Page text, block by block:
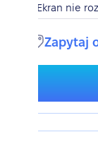
Ekran nie
Zapytaj